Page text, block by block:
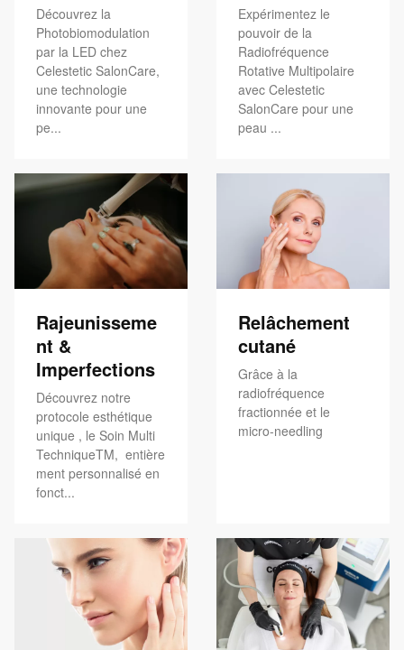
Découvrez la
Photobiomodulation
par la LED chez
Celestetic SalonCare,
une technologie
innovante pour une
pe...
Expérimentez le
pouvoir de la
Radiofréquence
Rotative Multipolaire
avec Celestetic
SalonCare pour une
peau ...
Rajeunisseme
nt &
Imperfections
Découvrez notre
protocole esthétique
unique , le Soin Multi
TechniqueTM, entière
ment personnalisé en
fonct...
Relâchement
cutané
Grâce à la
radiofréquence
fractionnée et le
micro-needling